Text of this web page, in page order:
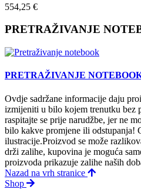
554,25 €
PRETRAŽIVANJE
PRETRAŽIVANJE
Ovdje sadržane informacije daju
izmijeniti u bilo kojem trenutku bez
raspitajte se prije narudžbe, jer ne
bilo kakve promjene ili odstupanja!
ilustracije.Proizvod se može
drži zalihe, kupovina je moguća
proizvoda prikazuje zalihe naših
Nazad na vrh stranice
Shop